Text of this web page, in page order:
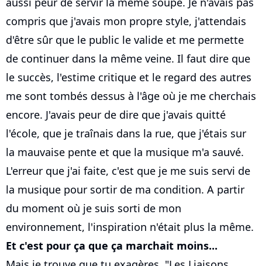
compris que j'avais mon propre style, j'attendais
d'être sûr que le public le valide et me permette
de continuer dans la même veine. Il faut dire que
le succès, l'estime critique et le regard des autres
me sont tombés dessus à l'âge où je me cherchais
encore. J'avais peur de dire que j'avais quitté
l'école, que je traînais dans la rue, que j'étais sur
la mauvaise pente et que la musique m'a sauvé.
L'erreur que j'ai faite, c'est que je me suis servi de
la musique pour sortir de ma condition. A partir
du moment où je suis sorti de mon
environnement, l'inspiration n'était plus la même.
Et c'est pour ça que ça marchait moins...